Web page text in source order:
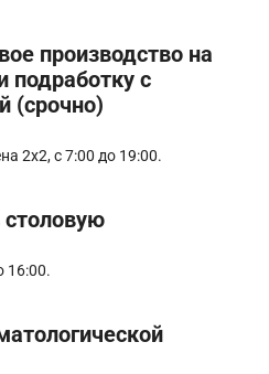
производство на
подработку с
(срочно)
2х2, с 7:00 до 19:00.
16:00.